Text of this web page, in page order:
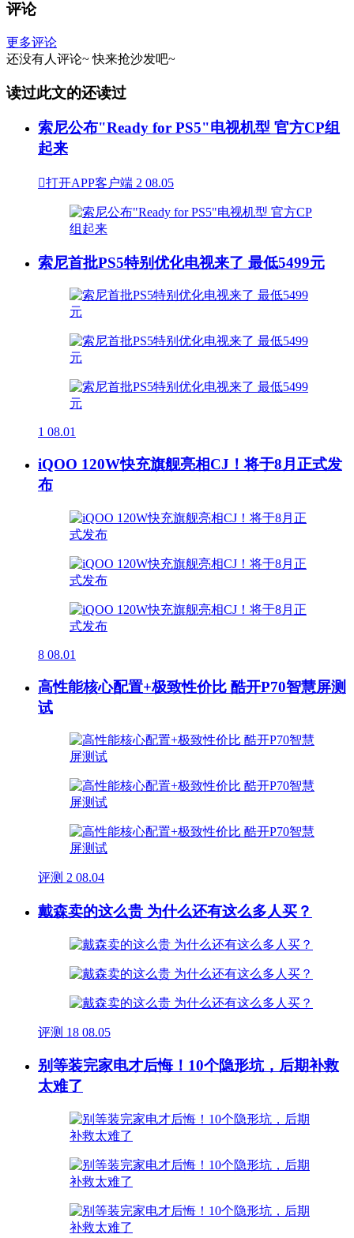
评论
更多评论
还没有人评论~ 快来抢沙发吧~
读过此文的还读过
索尼公布"Ready for PS5"电视机型 官方CP组
起来
打开APP客户端 2 08.05
索尼首批PS5特别优化电视来了 最低5499元
1 08.01
iQOO 120W快充旗舰亮相CJ！将于8月正式发
布
8 08.01
高性能核心配置+极致性价比 酷开P70智慧屏测
试
评测 2 08.04
戴森卖的这么贵 为什么还有这么多人买？
评测 18 08.05
别等装完家电才后悔！10个隐形坑，后期补救
太难了